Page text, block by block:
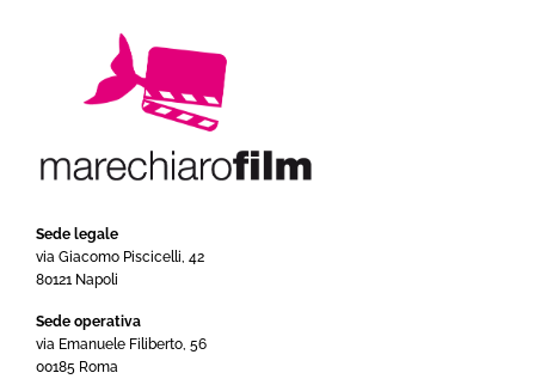
Sede legale
via Giacomo Piscicelli, 42
80121 Napoli
Sede operativa
via Emanuele Filiberto, 56
00185 Roma